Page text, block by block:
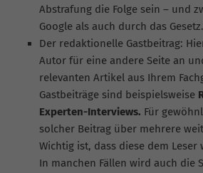
Abstrafung die Folge sein – und
Google als auch durch das Gesetz.
Der redaktionelle Gastbeitrag:
Autor für eine andere Seite an
relevanten Artikel aus Ihrem
Gastbeiträge sind beispielsweise
Experten-Interviews. Für
solcher Beitrag über mehrere
Wichtig ist, dass diese dem
In manchen Fällen wird auch die